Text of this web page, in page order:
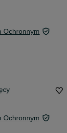
Ochronnym
Ochronnym